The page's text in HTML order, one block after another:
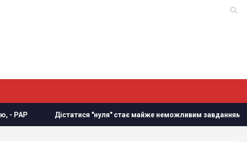
Дістатися "нуля" стає майже неможливим завданням, -